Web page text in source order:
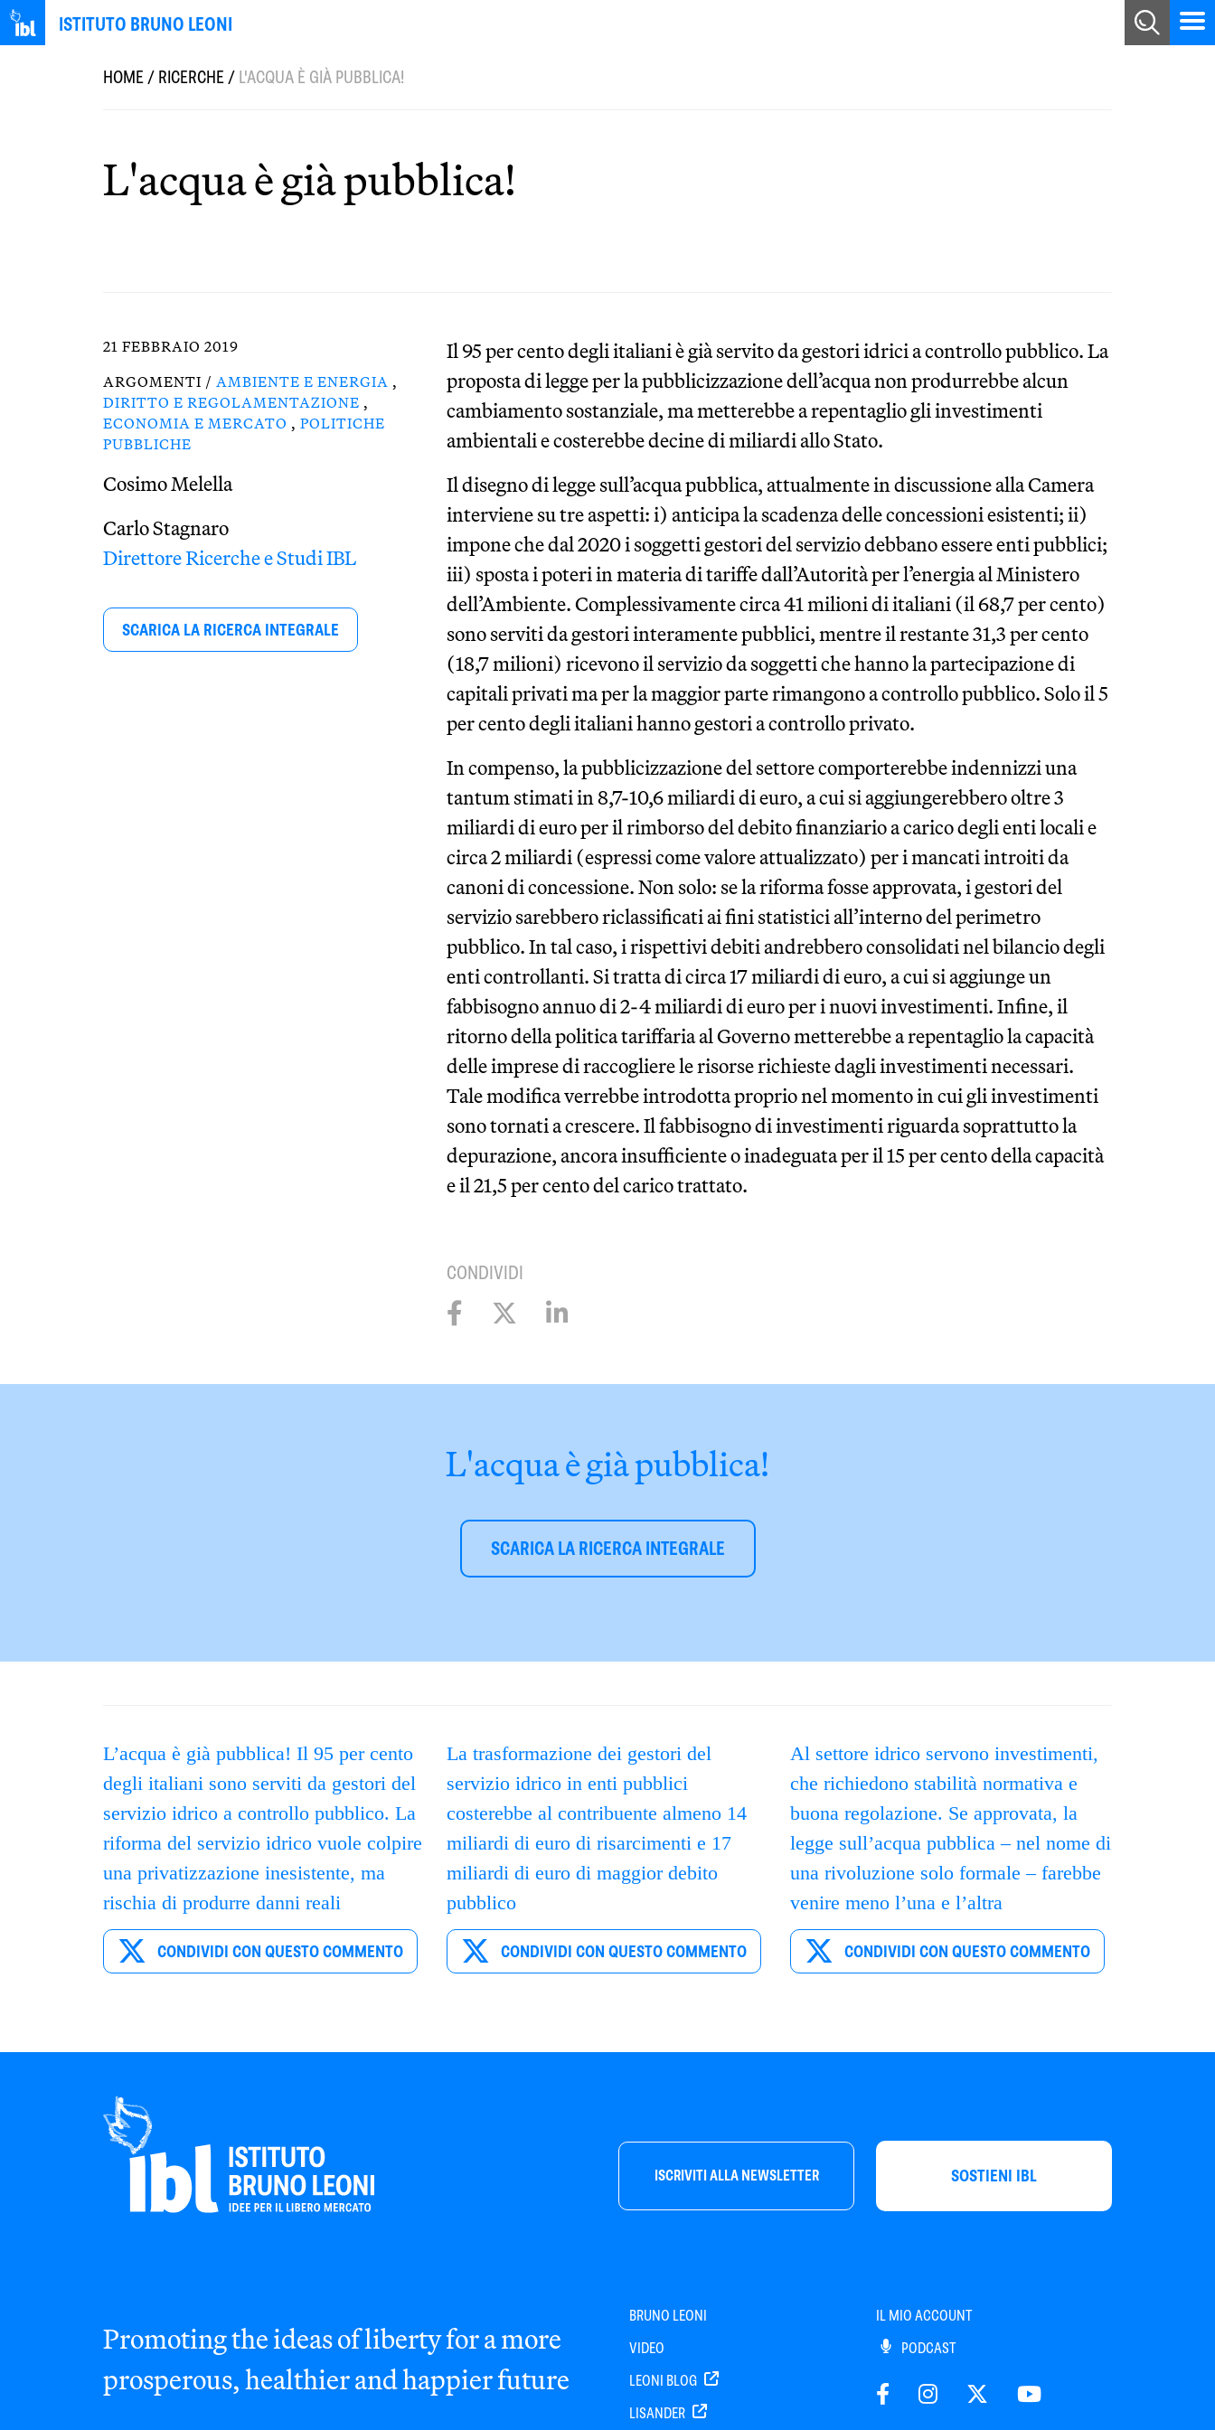
ISTITUTO BRUNO LEONI
HOME/RICERCHE/L'ACQUA È GIÀ PUBBLICA!
L'acqua è già pubblica!
21 FEBBRAIO 2019
ARGOMENTI / AMBIENTE E ENERGIA ,
DIRITTO E REGOLAMENTAZIONE ,
ECONOMIA E MERCATO , POLITICHE
PUBBLICHE
Cosimo Melella
Carlo Stagnaro
Direttore Ricerche e Studi IBL
SCARICA LA RICERCA INTEGRALE
Il 95 per cento degli italiani è già servito da gestori idrici a controllo pubblico. La
proposta di legge per la pubblicizzazione dell’acqua non produrrebbe alcun
cambiamento sostanziale, ma metterebbe a repentaglio gli investimenti
ambientali e costerebbe decine di miliardi allo Stato.
Il disegno di legge sull’acqua pubblica, attualmente in discussione alla Camera
interviene su tre aspetti: i) anticipa la scadenza delle concessioni esistenti; ii)
impone che dal 2020 i soggetti gestori del servizio debbano essere enti pubblici;
iii) sposta i poteri in materia di tariffe dall’Autorità per l’energia al Ministero
dell’Ambiente. Complessivamente circa 41 milioni di italiani (il 68,7 per cento)
sono serviti da gestori interamente pubblici, mentre il restante 31,3 per cento
(18,7 milioni) ricevono il servizio da soggetti che hanno la partecipazione di
capitali privati ma per la maggior parte rimangono a controllo pubblico. Solo il 5
per cento degli italiani hanno gestori a controllo privato.
In compenso, la pubblicizzazione del settore comporterebbe indennizzi una
tantum stimati in 8,7-10,6 miliardi di euro, a cui si aggiungerebbero oltre 3
miliardi di euro per il rimborso del debito finanziario a carico degli enti locali e
circa 2 miliardi (espressi come valore attualizzato) per i mancati introiti da
canoni di concessione. Non solo: se la riforma fosse approvata, i gestori del
servizio sarebbero riclassificati ai fini statistici all’interno del perimetro
pubblico. In tal caso, i rispettivi debiti andrebbero consolidati nel bilancio degli
enti controllanti. Si tratta di circa 17 miliardi di euro, a cui si aggiunge un
fabbisogno annuo di 2-4 miliardi di euro per i nuovi investimenti. Infine, il
ritorno della politica tariffaria al Governo metterebbe a repentaglio la capacità
delle imprese di raccogliere le risorse richieste dagli investimenti necessari.
Tale modifica verrebbe introdotta proprio nel momento in cui gli investimenti
sono tornati a crescere. Il fabbisogno di investimenti riguarda soprattutto la
depurazione, ancora insufficiente o inadeguata per il 15 per cento della capacità
e il 21,5 per cento del carico trattato.
CONDIVIDI
L'acqua è già pubblica!
SCARICA LA RICERCA INTEGRALE
L’acqua è già pubblica! Il 95 per cento
degli italiani sono serviti da gestori del
servizio idrico a controllo pubblico. La
riforma del servizio idrico vuole colpire
una privatizzazione inesistente, ma
rischia di produrre danni reali
CONDIVIDI CON QUESTO COMMENTO
La trasformazione dei gestori del
servizio idrico in enti pubblici
costerebbe al contribuente almeno 14
miliardi di euro di risarcimenti e 17
miliardi di euro di maggior debito
pubblico
CONDIVIDI CON QUESTO COMMENTO
Al settore idrico servono investimenti,
che richiedono stabilità normativa e
buona regolazione. Se approvata, la
legge sull’acqua pubblica – nel nome di
una rivoluzione solo formale – farebbe
venire meno l’una e l’altra
CONDIVIDI CON QUESTO COMMENTO
ISCRIVITI ALLA NEWSLETTER SOSTIENI IBL
Promoting the ideas of liberty for a more
prosperous, healthier and happier future
BRUNO LEONI
VIDEO
LEONI BLOG
LISANDER
IL MIO ACCOUNT
PODCAST